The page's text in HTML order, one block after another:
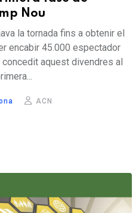
Nou
la tornada fins a obtenir el
encabir 45.000 espectador
concedit aquest divendres al
ACN